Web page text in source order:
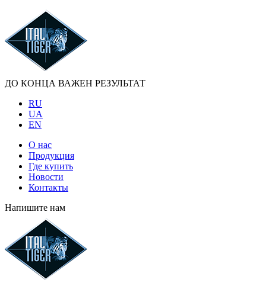
ДО КОНЦА ВАЖЕН РЕЗУЛЬТАТ
RU
UA
EN
О нас
Продукция
Где купить
Новости
Контакты
Напишите нам